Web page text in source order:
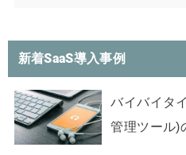
新着SaaS導入事例
バイバイタ
管理ツール)